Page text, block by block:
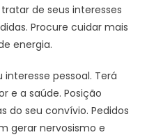
de seus interesses
Procure cuidar mais
energia.
interesse pessoal. Terá
e a saúde. Posição
do seu convívio. Pedidos
gerar nervosismo e